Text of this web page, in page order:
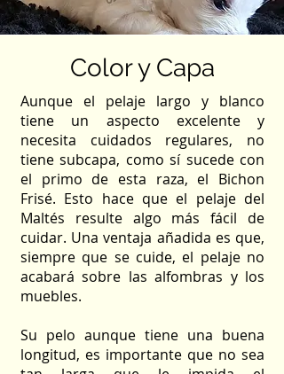
Color y Capa
Aunque el pelaje largo y blanco
tiene un aspecto excelente y
necesita cuidados regulares, no
tiene subcapa, como sí sucede con
el primo de esta raza, el Bichon
Frisé. Esto hace que el pelaje del
Maltés resulte algo más fácil de
cuidar. Una ventaja añadida es que,
siempre que se cuide, el pelaje no
acabará sobre las alfombras y los
muebles.
Su pelo aunque tiene una buena
longitud, es importante que no sea